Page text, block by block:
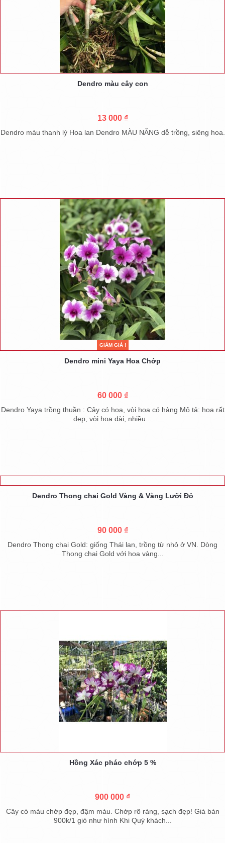
Dendro màu cây con
13 000 ₫
Dendro màu thanh lý Hoa lan Dendro MÀU NẮNG dễ trồng, siêng hoa.
GIẢM GIÁ !
Dendro mini Yaya Hoa Chớp
60 000 ₫
Dendro Yaya trồng thuần : Cây có hoa, vòi hoa có hàng Mô tả: hoa rất
đẹp, vòi hoa dài, nhiều...
Dendro Thong chai Gold Vàng & Vàng Lưỡi Đỏ
90 000 ₫
Dendro Thong chai Gold: giống Thái lan, trồng từ nhỏ ở VN. Dòng
Thong chai Gold với hoa vàng...
Hồng Xác pháo chớp 5 %
900 000 ₫
Cây có màu chớp đẹp, đậm màu. Chớp rõ ràng, sạch đẹp! Giá bán
900k/1 giò như hình Khi Quý khách...